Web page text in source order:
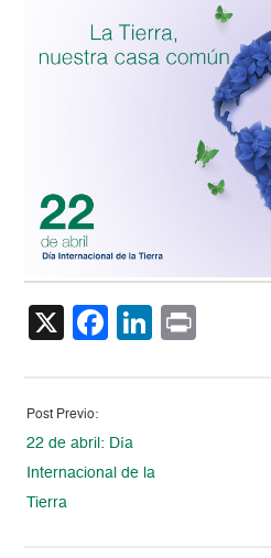
X Facebook
LinkedIn
Post Previo:
22 de abril: Día
Internacional de la
Tierra